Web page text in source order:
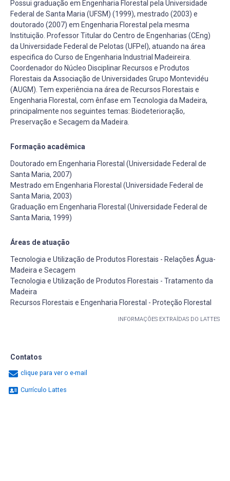
Possui graduação em Engenharia Florestal pela Universidade
Federal de Santa Maria (UFSM) (1999), mestrado (2003) e
doutorado (2007) em Engenharia Florestal pela mesma
Instituição. Professor Titular do Centro de Engenharias (CEng)
da Universidade Federal de Pelotas (UFPel), atuando na área
especifica do Curso de Engenharia Industrial Madeireira.
Coordenador do Núcleo Disciplinar Recursos e Produtos
Florestais da Associação de Universidades Grupo Montevidéu
(AUGM). Tem experiência na área de Recursos Florestais e
Engenharia Florestal, com ênfase em Tecnologia da Madeira,
principalmente nos seguintes temas: Biodeterioração,
Preservação e Secagem da Madeira.
Formação acadêmica
Doutorado em Engenharia Florestal (Universidade Federal de
Santa Maria, 2007)
Mestrado em Engenharia Florestal (Universidade Federal de
Santa Maria, 2003)
Graduação em Engenharia Florestal (Universidade Federal de
Santa Maria, 1999)
Áreas de atuação
Tecnologia e Utilização de Produtos Florestais - Relações Água-
Madeira e Secagem
Tecnologia e Utilização de Produtos Florestais - Tratamento da
Madeira
Recursos Florestais e Engenharia Florestal - Proteção Florestal
INFORMAÇÕES EXTRAÍDAS DO LATTES
Contatos
clique para ver o e-mail
Currículo Lattes